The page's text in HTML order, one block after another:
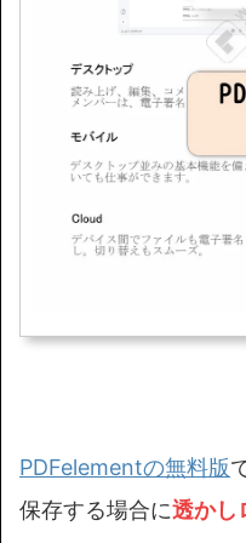
PDFelementの無料版
保存する場合に透かし